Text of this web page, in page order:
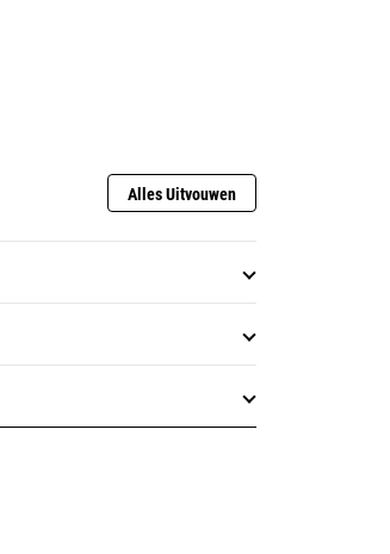
Alles Uitvouwen